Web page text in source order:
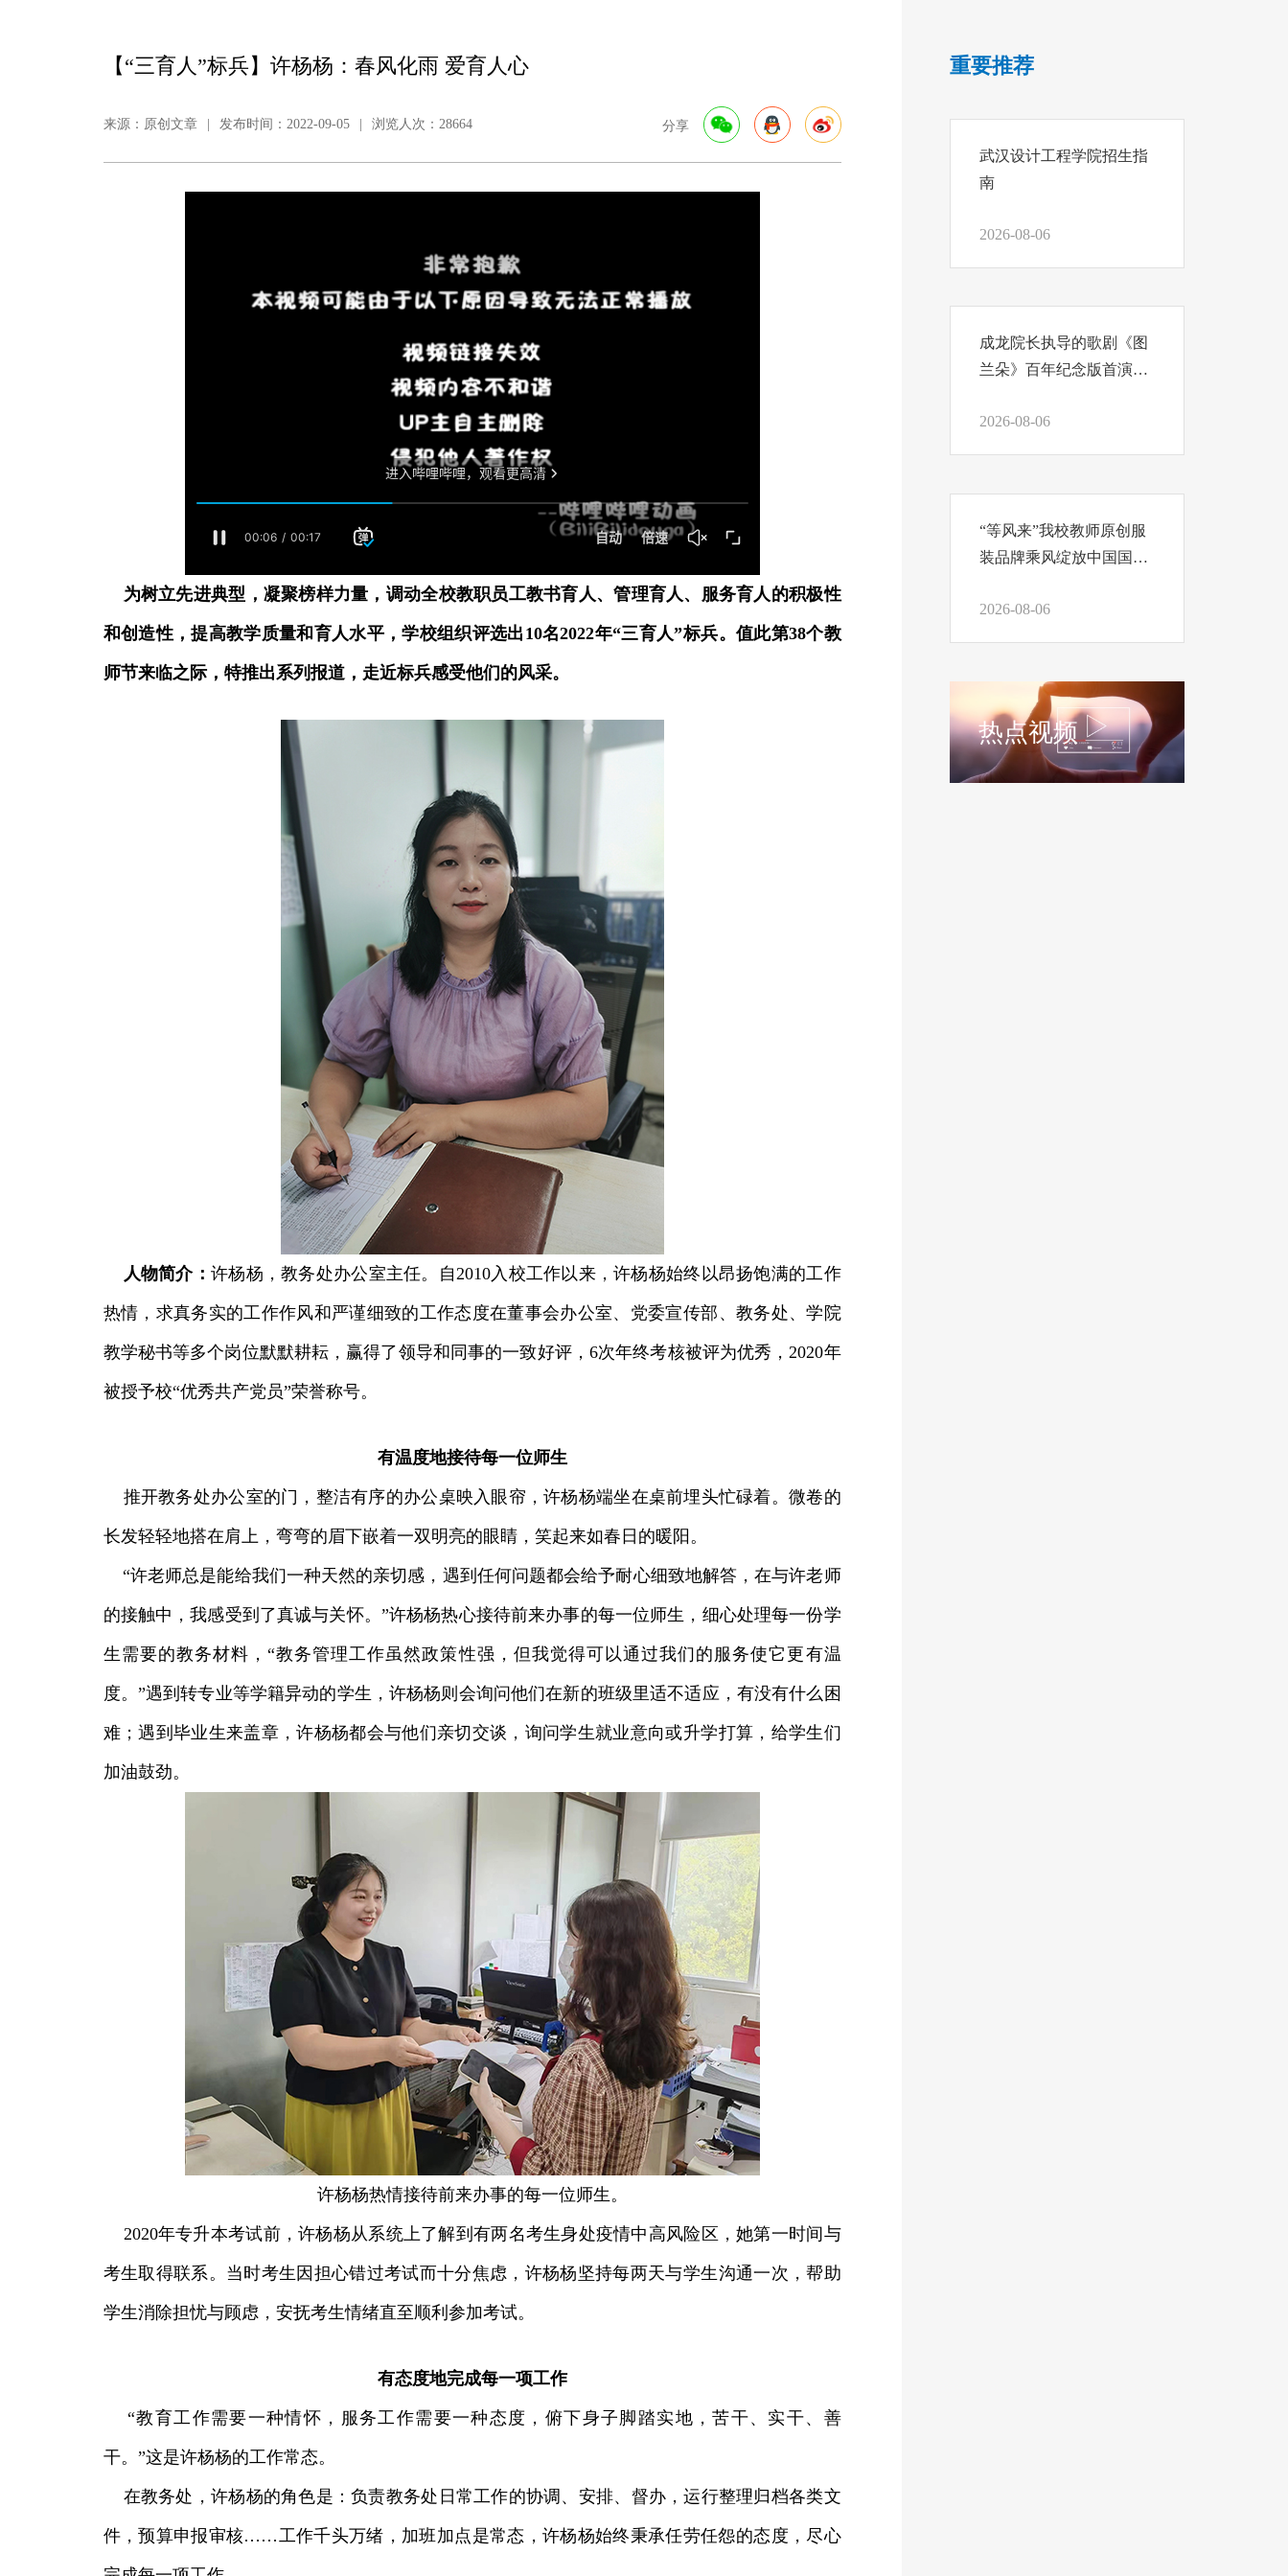
【“三育人”标兵】许杨杨：春风化雨 爱育人心
来源：原创文章 | 发布时间：2022-09-05 | 浏览人次：28664 分享
为树立先进典型，凝聚榜样力量，调动全校教职员工教书育人、管理育人、服务育人的积极性
和创造性，提高教学质量和育人水平，学校组织评选出10名2022年“三育人”标兵。 值此第38个教
师节来临之际，特推出系列报道，走近标兵感受他们的风采。
人物简介：许杨杨，教务处办公室主任。自2010入校工作以来，许杨杨始终以昂扬饱满的工作
热情，求真务实的工作作风和严谨细致的工作态度在董事会办公室、党委宣传部、教务处、学院
教学秘书等多个岗位默默耕耘，赢得了领导和同事的一致好评，6次年终考核被评为优秀，2020年
被授予校“优秀共产党员”荣誉称号。
有温度地接待每一位师生
推开教务处办公室的门，整洁有序的办公桌映入眼帘，许杨杨端坐在桌前埋头忙碌着。微卷的
长发轻轻地搭在肩上，弯弯的眉下嵌着一双明亮的眼睛，笑起来如春日的暖阳。
“许老师总是能给我们一种天然的亲切感，遇到任何问题都会给予耐心细致地解答，在与许老师
的接触中，我感受到了真诚与关怀。”许杨杨热心接待前来办事的每一位师生，细心处理每一份学
生需要的教务材料，“教务管理工作虽然政策性强，但我觉得可以通过我们的服务使它更有温
度。”遇到转专业等学籍异动的学生，许杨杨则会询问他们在新的班级里适不适应，有没有什么困
难；遇到毕业生来盖章，许杨杨都会与他们亲切交谈，询问学生就业意向或升学打算，给学生们
加油鼓劲。
许杨杨热情接待前来办事的每一位师生。
2020年专升本考试前，许杨杨从系统上了解到有两名考生身处疫情中高风险区，她第一时间与
考生取得联系。当时考生因担心错过考试而十分焦虑，许杨杨坚持每两天与学生沟通一次，帮助
学生消除担忧与顾虑，安抚考生情绪直至顺利参加考试。
有态度地完成每一项工作
“教育工作需要一种情怀，服务工作需要一种态度，俯下身子脚踏实地，苦干、实干、善
干。”这是许杨杨的工作常态。
在教务处，许杨杨的角色是：负责教务处日常工作的协调、安排、督办，运行整理归档各类文
件，预算申报审核……工作千头万绪，加班加点是常态，许杨杨始终秉承任劳任怨的态度，尽心
重要推荐
武汉设计工程学院招生指
南
2026-08-06
成龙院长执导的歌剧《图
兰朵》百年纪念版首演，
上！
2026-08-06
“等风来”我校教师原创服
装品牌乘风绽放中国国际
2026-08-06
热点视频